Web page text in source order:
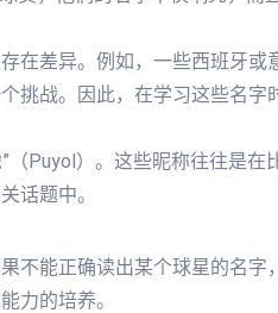
在差异。例如，一些西班牙或
挑战。因此，在学习这些名字
（Puyol）。这些昵称往往是在
话题中。
不能正确读出某个球星的名字
力的培养。